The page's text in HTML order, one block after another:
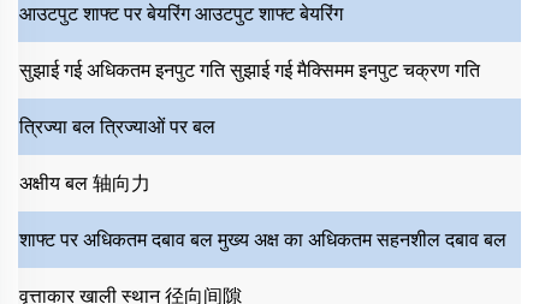
आउटपुट शाफ्ट पर बेयरिंगआउटपुट शाफ्ट बेयरिंग
सुझाई गई अधिकतम इनपुट गतिसुझाई गई मैक्सिमम इनपुट चक्रण गति
त्रिज्या बलत्रिज्याओं पर बल
अक्षीय बल 轴向力
शाफ्ट पर अधिकतम दबाव बलमुख्य अक्ष का अधिकतम सहनशील दबाव बल
वृत्ताकार खाली स्थान径向间隙